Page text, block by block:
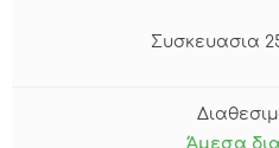
Συσκευασια
Άμεσα